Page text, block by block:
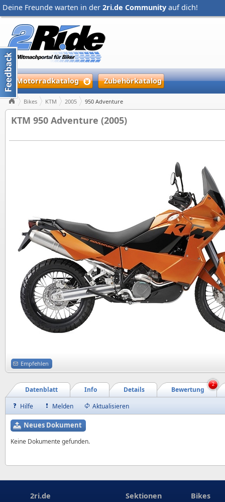
Deine Freunde warten in der 2ri.de Community auf dich!
Motorradkatalog Zubehörkatalog
Bikes KTM 2005 950 Adventure
KTM 950 Adventure (2005)
Empfehlen
Bewertung
Details
Info
Datenblatt
2
Hilfe Melden Aktualisieren
Neues Dokument
Keine Dokumente gefunden.
2ri.de Sektionen Bikes